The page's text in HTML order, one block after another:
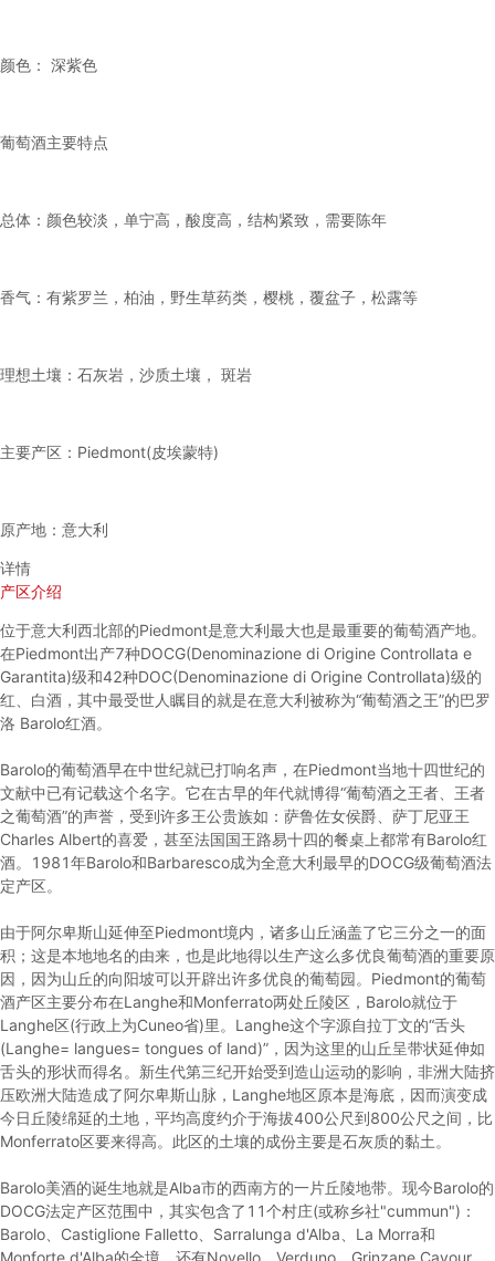
颜色： 深紫色
葡萄酒主要特点
总体：颜色较淡，单宁高，酸度高，结构紧致，需要陈年
香气：有紫罗兰，柏油，野生草药类，樱桃，覆盆子，松露等
理想土壤：石灰岩，沙质土壤， 斑岩
主要产区：Piedmont(皮埃蒙特)
原产地：意大利
详情
产区介绍
位于意大利西北部的Piedmont是意大利最大也是最重要的葡萄酒产地。
在Piedmont出产7种DOCG(Denominazione di Origine Controllata e
Garantita)级和42种DOC(Denominazione di Origine Controllata)级的
红、白酒，其中最受世人瞩目的就是在意大利被称为“葡萄酒之王”的巴罗
洛 Barolo红酒。
Barolo的葡萄酒早在中世纪就已打响名声，在Piedmont当地十四世纪的
文献中已有记载这个名字。它在古早的年代就博得“葡萄酒之王者、王者
之葡萄酒”的声誉，受到许多王公贵族如：萨鲁佐女侯爵、萨丁尼亚王
Charles Albert的喜爱，甚至法国国王路易十四的餐桌上都常有Barolo红
酒。1981年Barolo和Barbaresco成为全意大利最早的DOCG级葡萄酒法
定产区。
由于阿尔卑斯山延伸至Piedmont境内，诸多山丘涵盖了它三分之一的面
积；这是本地地名的由来，也是此地得以生产这么多优良葡萄酒的重要原
因，因为山丘的向阳坡可以开辟出许多优良的葡萄园。Piedmont的葡萄
酒产区主要分布在Langhe和Monferrato两处丘陵区，Barolo就位于
Langhe区(行政上为Cuneo省)里。Langhe这个字源自拉丁文的“舌头
(Langhe= langues= tongues of land)”，因为这里的山丘呈带状延伸如
舌头的形状而得名。新生代第三纪开始受到造山运动的影响，非洲大陆挤
压欧洲大陆造成了阿尔卑斯山脉，Langhe地区原本是海底，因而演变成
今日丘陵绵延的土地，平均高度约介于海拔400公尺到800公尺之间，比
Monferrato区要来得高。此区的土壤的成份主要是石灰质的黏土。
Barolo美酒的诞生地就是Alba市的西南方的一片丘陵地带。现今Barolo的
DOCG法定产区范围中，其实包含了11个村庄(或称乡社"cummun")：
Barolo、Castiglione Falletto、Sarralunga d'Alba、La Morra和